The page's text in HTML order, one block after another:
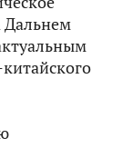
Дальнем